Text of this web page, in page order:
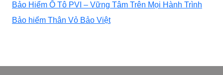
XE
Bảo Hiểm Ô Tô PVI – Vững Tâm Trên Mọi Hành Trình
Bảo hiểm Thân Vỏ Bảo Việt